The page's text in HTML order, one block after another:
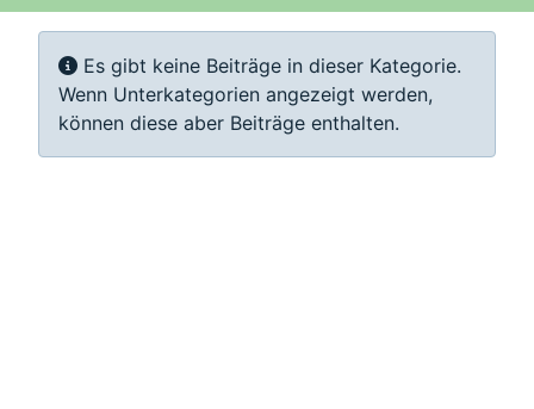
Information
Es gibt keine Beiträge in dieser Kategorie.
Wenn Unterkategorien angezeigt werden,
können diese aber Beiträge enthalten.